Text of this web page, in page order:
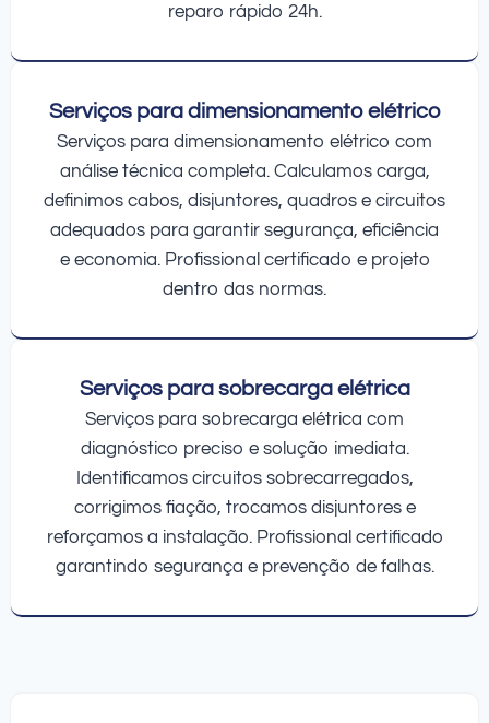
reparo rápido 24h.
Serviços para dimensionamento elétrico
Serviços para dimensionamento elétrico com
análise técnica completa. Calculamos carga,
definimos cabos, disjuntores, quadros e circuitos
adequados para garantir segurança, eficiência
e economia. Profissional certificado e projeto
dentro das normas.
Serviços para sobrecarga elétrica
Serviços para sobrecarga elétrica com
diagnóstico preciso e solução imediata.
Identificamos circuitos sobrecarregados,
corrigimos fiação, trocamos disjuntores e
reforçamos a instalação. Profissional certificado
garantindo segurança e prevenção de falhas.